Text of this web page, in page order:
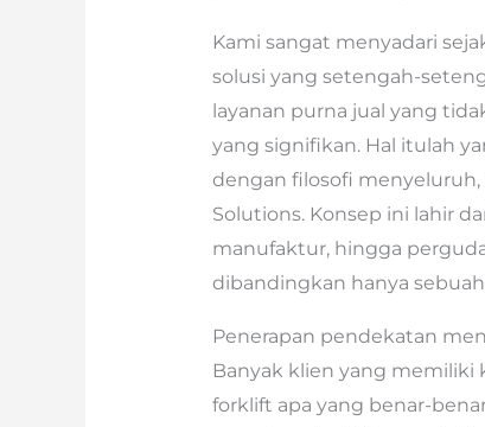
Kami sangat menyadari
solusi yang setengah-
layanan purna jual yang
yang signifikan. Hal itulah
dengan filosofi
Solutions. Konsep ini lahir
manufaktur, hingga
dibandingkan hanya
Penerapan pendekatan
Banyak klien yang
forklift apa yang benar-